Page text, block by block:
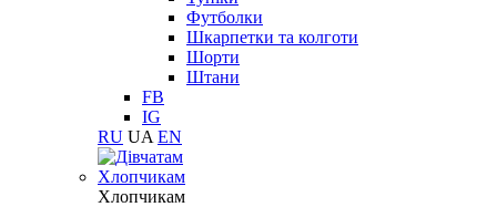
Футболки
Шкарпетки та колготи
Шорти
Штани
FB
IG
RU UA EN
Хлопчикам
Хлопчикам